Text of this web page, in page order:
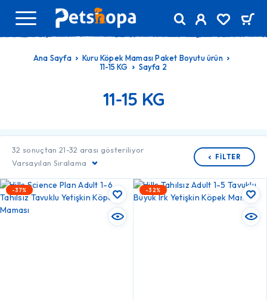
Ana Sayfa
Kuru Köpek Maması Paket Boyutu ürün
11-15 KG
Sayfa 2
11-15 KG
32 sonuçtan 21-32 arası gösteriliyor
Varsayılan Sıralama
FILTER
-37% -32%